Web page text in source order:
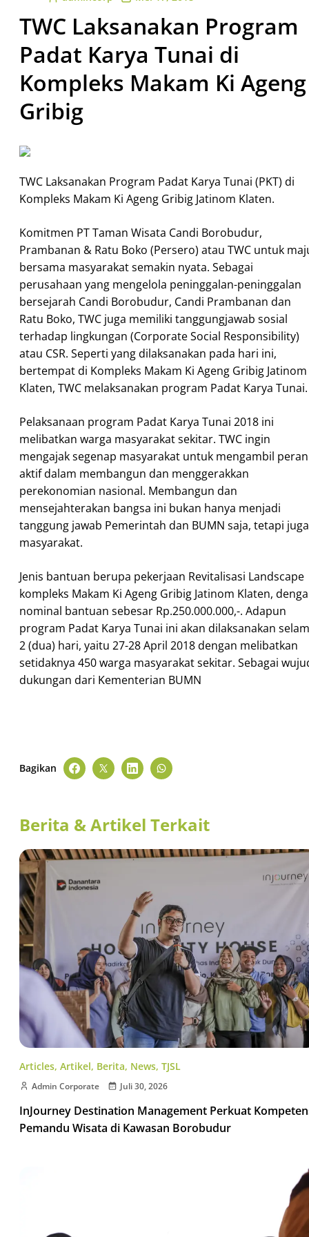
TWC Laksanakan Program
Padat Karya Tunai di
Kompleks Makam Ki Ageng
Gribig
TWC Laksanakan Program Padat Karya Tunai (PKT) di
Kompleks Makam Ki Ageng Gribig Jatinom Klaten.
Komitmen PT Taman Wisata Candi Borobudur,
Prambanan & Ratu Boko (Persero) atau TWC untuk
bersama masyarakat semakin nyata. Sebagai
perusahaan yang mengelola peninggalan-peninggalan
bersejarah Candi Borobudur, Candi Prambanan dan
Ratu Boko, TWC juga memiliki tanggungjawab sosial
terhadap lingkungan (Corporate Social Responsibility)
atau CSR. Seperti yang dilaksanakan pada hari ini,
bertempat di Kompleks Makam Ki Ageng Gribig Jatinom
Klaten, TWC melaksanakan program Padat Karya Tunai.
Pelaksanaan program Padat Karya Tunai 2018 ini
melibatkan warga masyarakat sekitar. TWC ingin
mengajak segenap masyarakat untuk mengambil peran
aktif dalam membangun dan menggerakkan
perekonomian nasional. Membangun dan
mensejahterakan bangsa ini bukan hanya menjadi
tanggung jawab Pemerintah dan BUMN saja, tetapi juga
masyarakat.
Jenis bantuan berupa pekerjaan Revitalisasi Landscape
kompleks Makam Ki Ageng Gribig Jatinom Klaten,
nominal bantuan sebesar Rp.250.000.000,-. Adapun
program Padat Karya Tunai ini akan dilaksanakan
2 (dua) hari, yaitu 27-28 April 2018 dengan melibatkan
setidaknya 450 warga masyarakat sekitar. Sebagai
dukungan dari Kementerian BUMN
Bagikan
Berita & Artikel Terkait
Articles, Artikel, Berita, News, TJSL
Admin Corporate Juli 30, 2026
InJourney Destination Management Perkuat
Pemandu Wisata di Kawasan Borobudur